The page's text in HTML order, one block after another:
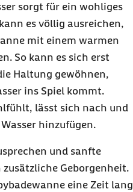
sorgt für ein wohliges
es völlig ausreichen,
mit einem warmen
So kann es sich erst
Haltung gewöhnen,
ins Spiel kommt.
lässt sich nach und
hinzufügen.
und sanfte
Geborgenheit.
eine Zeit lang